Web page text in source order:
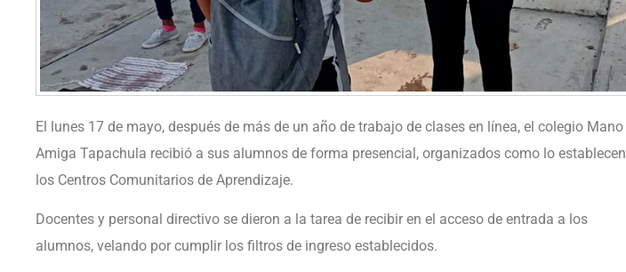
El lunes 17 de mayo, después de más de un año de trabajo de clases en línea, el colegio Mano
Amiga Tapachula recibió a sus alumnos de forma presencial, organizados como lo establecen
los Centros Comunitarios de Aprendizaje.
Docentes y personal directivo se dieron a la tarea de recibir en el acceso de entrada a los
alumnos, velando por cumplir los filtros de ingreso establecidos.